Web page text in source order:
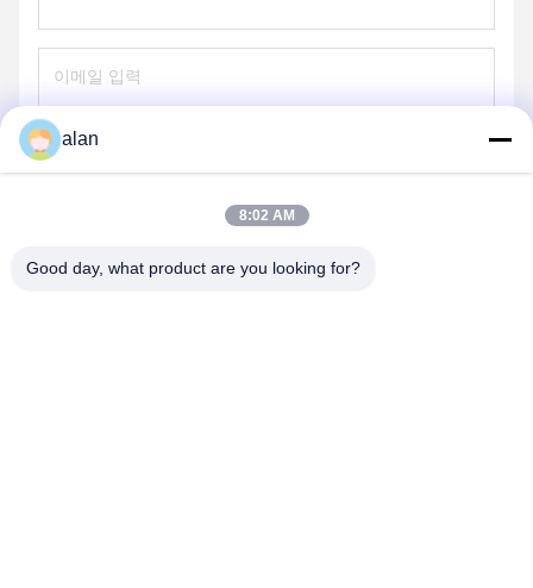
alan
8:02 AM
Good day, what product are you looking for?